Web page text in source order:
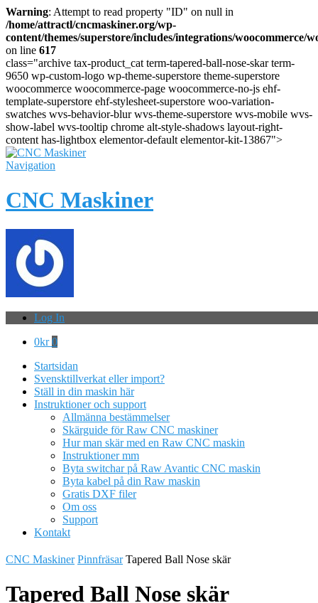
Warning: Attempt to read property "ID" on null in
/home/attractl/cncmaskiner.org/wp-
content/themes/superstore/includes/integrations/woocommerce/
on line 617
class="archive tax-product_cat term-tapered-ball-nose-skar term-
9650 wp-custom-logo wp-theme-superstore theme-superstore
woocommerce woocommerce-page woocommerce-no-js ehf-
template-superstore ehf-stylesheet-superstore woo-variation-
swatches wvs-behavior-blur wvs-theme-superstore wvs-mobile wvs-
show-label wvs-tooltip chrome alt-style-shadows layout-right-
content has-lightbox elementor-default elementor-kit-13867">
Navigation
CNC Maskiner
Log In
0kr 0
Startsidan
Svensktillverkat eller import?
Ställ in din maskin här
Instruktioner och support
Allmänna bestämmelser
Skärguide för Raw CNC maskiner
Hur man skär med en Raw CNC maskin
Instruktioner mm
Byta switchar på Raw Avantic CNC maskin
Byta kabel på din Raw maskin
Gratis DXF filer
Om oss
Support
Kontakt
CNC Maskiner Pinnfräsar Tapered Ball Nose skär
Tapered Ball Nose skär